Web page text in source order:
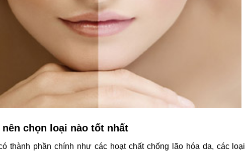
chọn loại nào tốt nhất
thành phần chính như các hoạt chất chống lão hóa da, các loại